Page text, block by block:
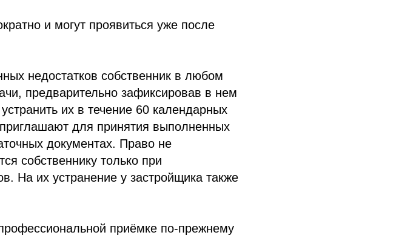
и могут проявиться уже после
недостатков собственник в любом
предварительно зафиксировав в нем
их в течение 60 календарных
для принятия выполненных
документах. Право не
собственнику только при
На их устранение у застройщика также
приёмке по-прежнему